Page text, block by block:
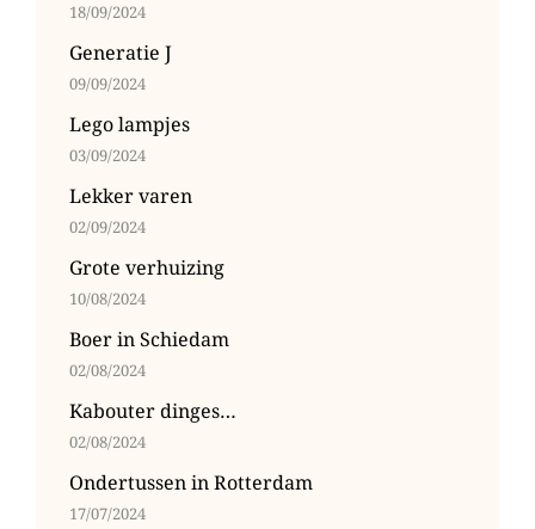
18/09/2024
Generatie J
09/09/2024
Lego lampjes
03/09/2024
Lekker varen
02/09/2024
Grote verhuizing
10/08/2024
Boer in Schiedam
02/08/2024
Kabouter dinges…
02/08/2024
Ondertussen in Rotterdam
17/07/2024